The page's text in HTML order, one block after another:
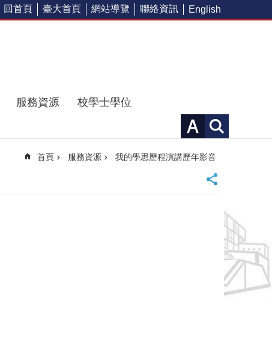
回首頁 臺大首頁 網站導覽 聯絡資訊 English
服務資源
校學士學位
首頁 服務資源 我的學思歷程演講歷年影音